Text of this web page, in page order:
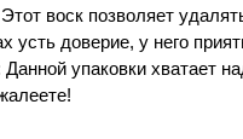
воск позволяет
усть доверие, у него
упаковки хватает